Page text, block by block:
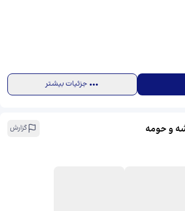
جزئیات بیشتر
و حومه
گزارش